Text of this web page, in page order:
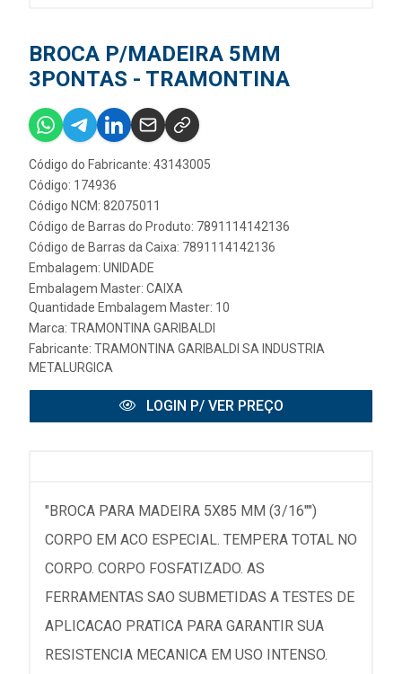
BROCA P/MADEIRA 5MM
3PONTAS - TRAMONTINA
Código do Fabricante: 43143005
Código: 174936
Código NCM: 82075011
Código de Barras do Produto: 7891114142136
Código de Barras da Caixa: 7891114142136
Embalagem: UNIDADE
Embalagem Master: CAIXA
Quantidade Embalagem Master: 10
Marca: TRAMONTINA GARIBALDI
Fabricante: TRAMONTINA GARIBALDI SA INDUSTRIA
METALURGICA
LOGIN P/ VER PREÇO
"BROCA PARA MADEIRA 5X85 MM (3/16"")
CORPO EM ACO ESPECIAL. TEMPERA TOTAL NO
CORPO. CORPO FOSFATIZADO. AS
FERRAMENTAS SAO SUBMETIDAS A TESTES DE
APLICACAO PRATICA PARA GARANTIR SUA
RESISTENCIA MECANICA EM USO INTENSO.